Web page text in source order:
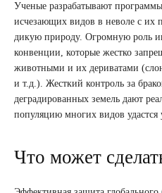
Ученые разрабатывают
исчезающих видов в неволе с
дикую природу. Огромную роль
конвенции, которые жестко
животными и их дериватами
и т.д.). Жесткий контроль за
деградированных земель дают
популяцию многих видов удастся
Что может